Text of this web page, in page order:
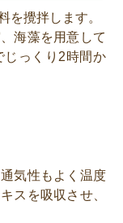
を攪拌します。
海藻を用意して
じっくり2時間か
気性もよく温度
スを吸収させ、